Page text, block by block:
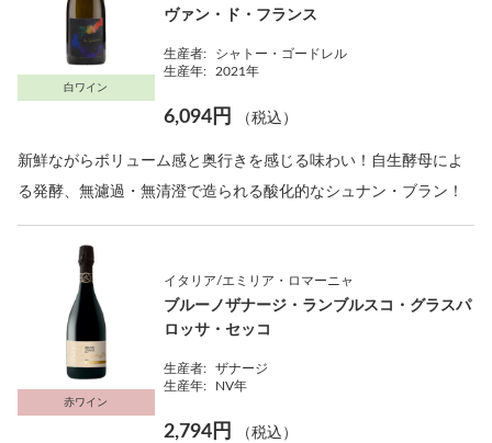
白ワイン
ヴァン・ド・フランス
生産者:
シャトー・ゴードレル
生産年:
2021年
6,094円 （税込）
新鮮ながらボリューム感と奥行きを感じる味わい！自生酵母によ
る発酵、無濾過・無清澄で造られる酸化的なシュナン・ブラン！
赤ワイン
イタリア/エミリア・ロマーニャ
ブルーノザナージ・ランブルスコ・グラスパ
ロッサ・セッコ
生産者:
ザナージ
生産年:
NV年
2,794円 （税込）